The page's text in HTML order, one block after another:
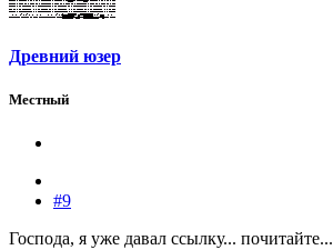
Древний юзер
Местный
#9
Господа, я уже давал ссылку... почитайте...